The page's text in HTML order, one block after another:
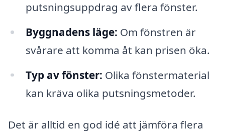
putsningsuppdrag av flera fönster.
Byggnadens läge: Om fönstren är
svårare att komma åt kan prisen öka.
Typ av fönster: Olika fönstermaterial
kan kräva olika putsningsmetoder.
Det är alltid en god idé att jämföra flera